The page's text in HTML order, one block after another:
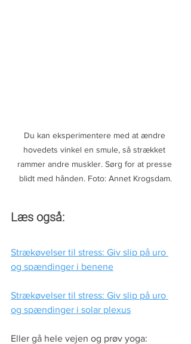
Du kan eksperimentere med at ændre
hovedets vinkel en smule, så strækket
rammer andre muskler. Sørg for at presse
blidt med hånden. Foto: Annet Krogsdam.
Læs også:
Strækøvelser til stress: Giv slip på uro
og spændinger i benene
Strækøvelser til stress: Giv slip på uro
og spændinger i solar plexus
Eller gå hele vejen og prøv yoga: